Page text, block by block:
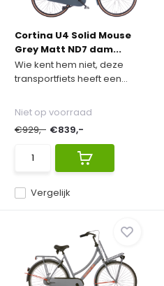
Cortina U4 Solid Mouse
Grey Matt ND7 dam...
Wie kent hem niet, deze
transportfiets heeft een...
Vergelijk
Niet op voorraad
€929,- €839,-